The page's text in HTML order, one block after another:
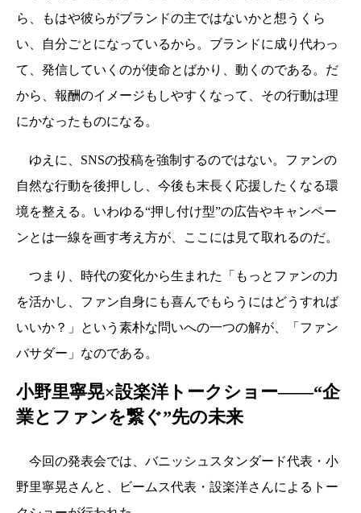
ら、もはや彼らがブランドの主ではないかと想うくら
い、自分ごとになっているから。ブランドに成り代わっ
て、発信していくのが使命とばかり、動くのである。だ
から、報酬のイメージもしやすくなって、その行動は理
にかなったものになる。
ゆえに、SNSの投稿を強制するのではない。ファンの
自然な行動を後押しし、今後も末長く応援したくなる環
境を整える。いわゆる“押し付け型”の広告やキャンペー
ンとは一線を画す考え方が、ここには見て取れるのだ。
つまり、時代の変化から生まれた「もっとファンの力
を活かし、ファン自身にも喜んでもらうにはどうすれば
いいか？」という素朴な問いへの一つの解が、「ファン
バサダー」なのである。
小野里寧晃×設楽洋トークショー——“企
業とファンを繋ぐ”先の未来
今回の発表会では、バニッシュスタンダード代表・小
野里寧晃さんと、ビームス代表・設楽洋さんによるトー